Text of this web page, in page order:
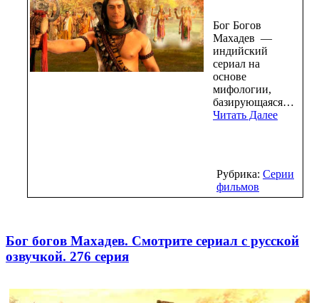
Бог Богов
Махадев —
индийский
сериал на
основе
мифологии,
базирующаяся…
Читать Далее
Рубрика: Серии
фильмов
Бог богов Махадев. Смотрите сериал с русской
озвучкой. 276 серия